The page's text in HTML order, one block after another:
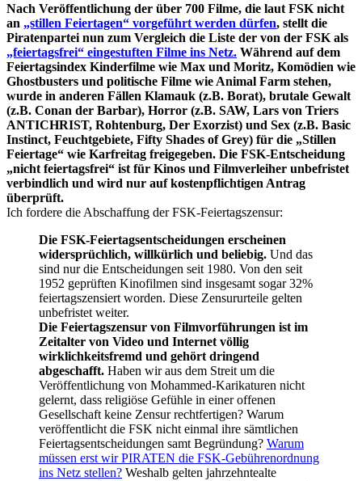
Nach Veröffentlichung der über 700 Filme, die laut FSK nicht
an „stillen Feiertagen“ vorgeführt werden dürfen, stellt die
Piratenpartei nun zum Vergleich die Liste der von der FSK als
„feiertagsfrei“ eingestuften Filme ins Netz. Während auf dem
Feiertagsindex Kinderfilme wie Max und Moritz, Komödien wie
Ghostbusters und politische Filme wie Animal Farm stehen,
wurde in anderen Fällen Klamauk (z.B. Borat), brutale Gewalt
(z.B. Conan der Barbar), Horror (z.B. SAW, Lars von Triers
ANTICHRIST, Rohtenburg, Der Exorzist) und Sex (z.B. Basic
Instinct, Feuchtgebiete, Fifty Shades of Grey) für die „Stillen
Feiertage“ wie Karfreitag freigegeben. Die FSK-Entscheidung
„nicht feiertagsfrei“ ist für Kinos und Filmverleiher unbefristet
verbindlich und wird nur auf kostenpflichtigen Antrag
überprüft.
Ich fordere die Abschaffung der FSK-Feiertagszensur:
Die FSK-Feiertagsentscheidungen erscheinen
widersprüchlich, willkürlich und beliebig. Und das
sind nur die Entscheidungen seit 1980. Von den seit
1952 geprüften Kinofilmen sind insgesamt sogar 32%
feiertagszensiert worden. Diese Zensururteile gelten
unbefristet weiter.
Die Feiertagszensur von Filmvorführungen ist im
Zeitalter von Video und Internet völlig
wirklichkeitsfremd und gehört dringend
abgeschafft. Haben wir aus dem Streit um die
Veröffentlichung von Mohammed-Karikaturen nicht
gelernt, dass religiöse Gefühle in einer offenen
Gesellschaft keine Zensur rechtfertigen? Warum
veröffentlicht die FSK nicht einmal ihre sämtlichen
Feiertagsentscheidungen samt Begründung? Warum
müssen erst wir PIRATEN die FSK-Gebührenordnung
ins Netz stellen? Weshalb gelten jahrzehntealte